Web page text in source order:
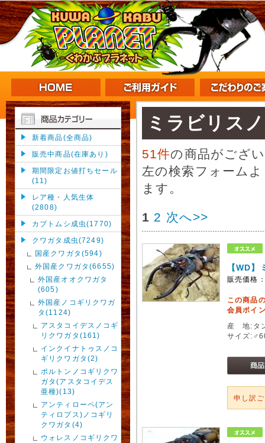
新着商品(全商品)
販売中商品(在庫あり)
期間限定お値打ちセール
(11)
レア種・人気生体
(2808)
カブトムシ成虫(1770)
クワガタ成虫(7249)
国産クワガタ(594)
外国産クワガタ(6655)
外国産オオクワガタ
(605)
外国産ノコギリクワガ
タ(1124)
アスタコイデスノコギ
リクワガタ(161)
インクイナトゥスノコ
ギリクワガタ(2)
ポルトンノコギリクワ
ガタ(アスタコイデス
亜種)(13)
アンティローペ(アン
ティロプス)ノコギリ
クワガタ(4)
ウォレスノコギリクワ
ミラビリス
51件の商品がござ
左の検索フォーム
ます。
1 2 次へ>>
【WD
販売価格
この商品
会員ポイ
産 地:タ
サイズ
申し訳